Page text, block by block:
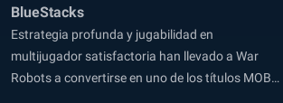
BlueStacks
Estrategia profunda y jugabilidad en
multijugador satisfactoria han llevado a War
Robots a convertirse en uno de los títulos MOBA